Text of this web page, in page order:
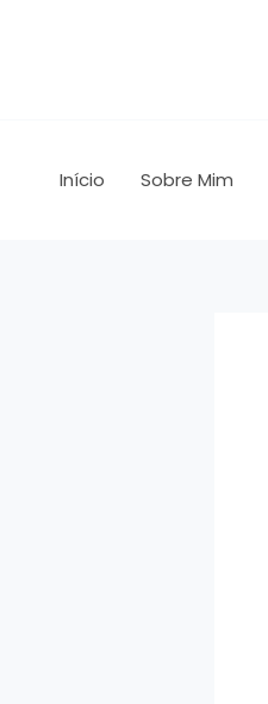
Início Sobre Mim